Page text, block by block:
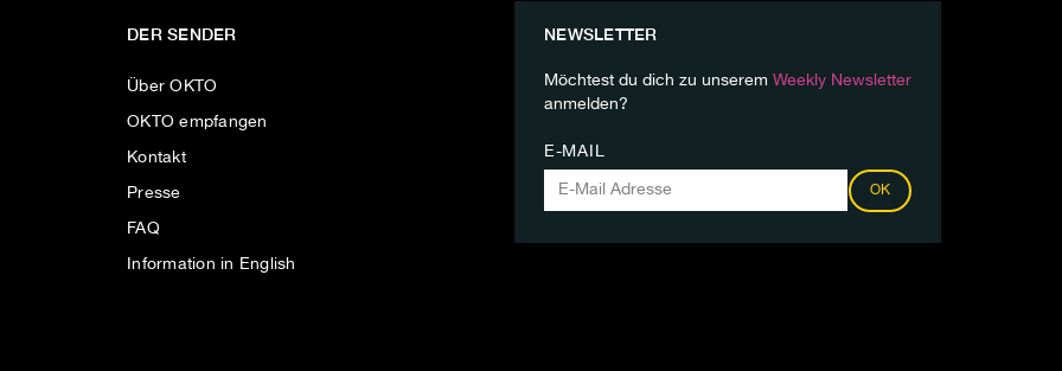
DER SENDER
Über OKTO
OKTO empfangen
Kontakt
Presse
FAQ
Information in English
NEWSLETTER
Möchtest du dich zu unserem Weekly Newsletter
anmelden?
E-MAIL
OK